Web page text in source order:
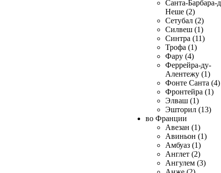
Санта-Барбара-
Неше (2)
Сетубал (2)
Силвеш (1)
Синтра (11)
Трофа (1)
Фару (4)
Феррейра-ду-
Алентежу (1)
Фонте Санта (4)
Фронтейра (1)
Элваш (1)
Эшторил (13)
во Франции
Авезан (1)
Авиньон (1)
Амбуаз (1)
Англет (2)
Ангулем (3)